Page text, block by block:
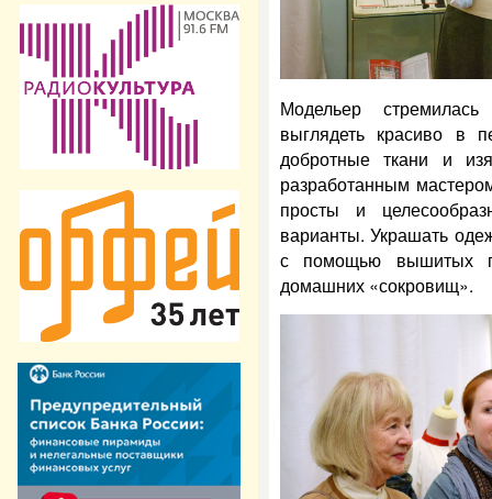
Модельер
выглядеть красиво в
добротные ткани и
разработанным
просты и
варианты. Украшать
с помощью вышитых
домашних «сокровищ».